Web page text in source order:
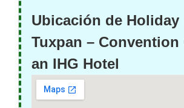
Ubicación de Holiday
Tuxpan – Convention
an IHG Hotel